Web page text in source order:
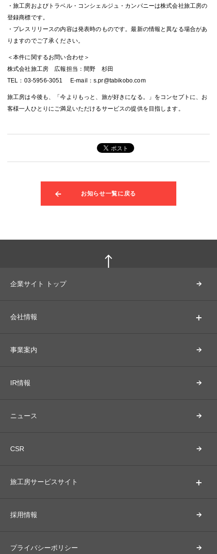
・旅工房およびトラベル・コンシェルジュ・カンパニーは株式会社旅工房の
登録商標です。
・プレスリリースの内容は発表時のものです。最新の情報と異なる場合があ
りますのでご了承ください。
＜本件に関するお問い合わせ＞
株式会社旅工房 広報担当：間野 杉田
TEL：03-5956-3051 E-mail：s.pr@tabikobo.com
旅工房は今後も、「今よりもっと、旅が好きになる。」をコンセプトに、お
客様一人ひとりにご満足いただけるサービスの提供を目指します。
お知らせ一覧に戻る
企業サイト トップ
会社情報
事業案内
IR情報
ニュース
CSR
旅工房サービスサイト
採用情報
プライバシーポリシー